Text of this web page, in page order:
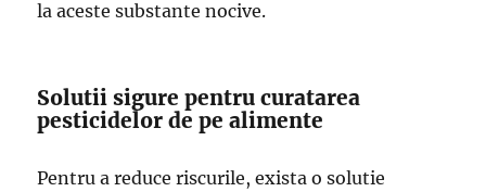
la aceste substante nocive.
Solutii sigure pentru curatarea
pesticidelor de pe alimente
Pentru a reduce riscurile, exista o solutie